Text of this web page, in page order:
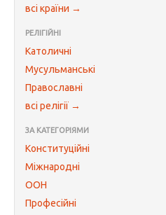
всі країни →
РЕЛІГІЙНІ
Католичні
Мусульманські
Православні
всі релігії →
ЗА КАТЕГОРІЯМИ
Конституційні
Міжнародні
ООН
Професійні